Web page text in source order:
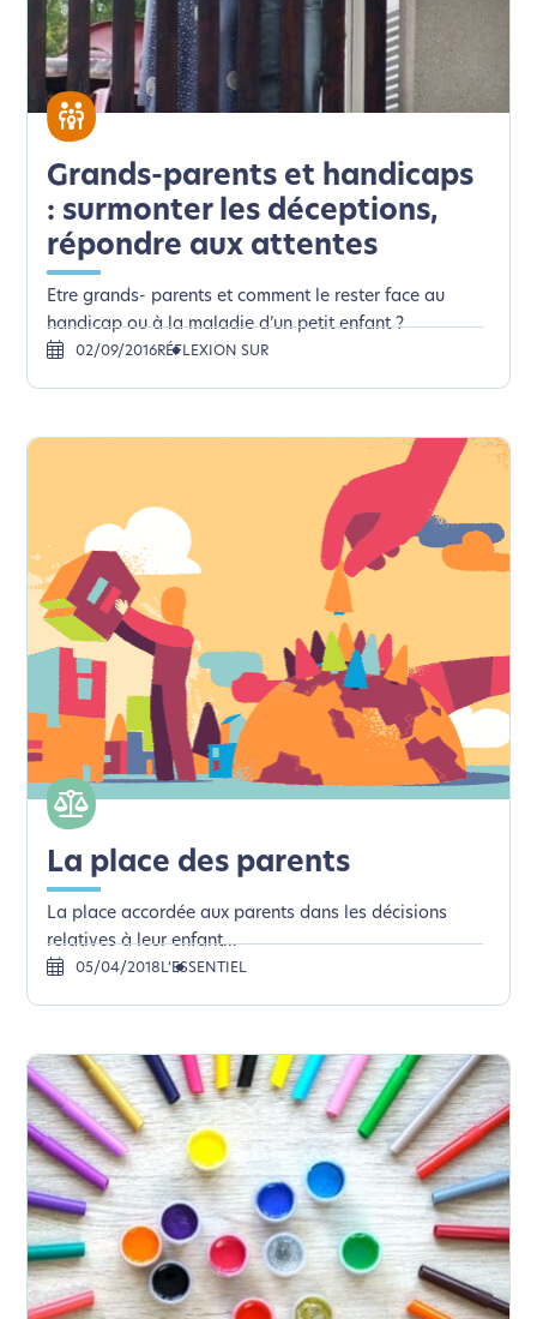
Grands-parents et handicaps
: surmonter les déceptions,
répondre aux attentes
Etre grands- parents et comment le rester face au
handicap ou à la maladie d’un petit enfant ?
02/09/2016RÉFLEXION SUR
La place des parents
La place accordée aux parents dans les décisions
relatives à leur enfant...
05/04/2018L’ESSENTIEL